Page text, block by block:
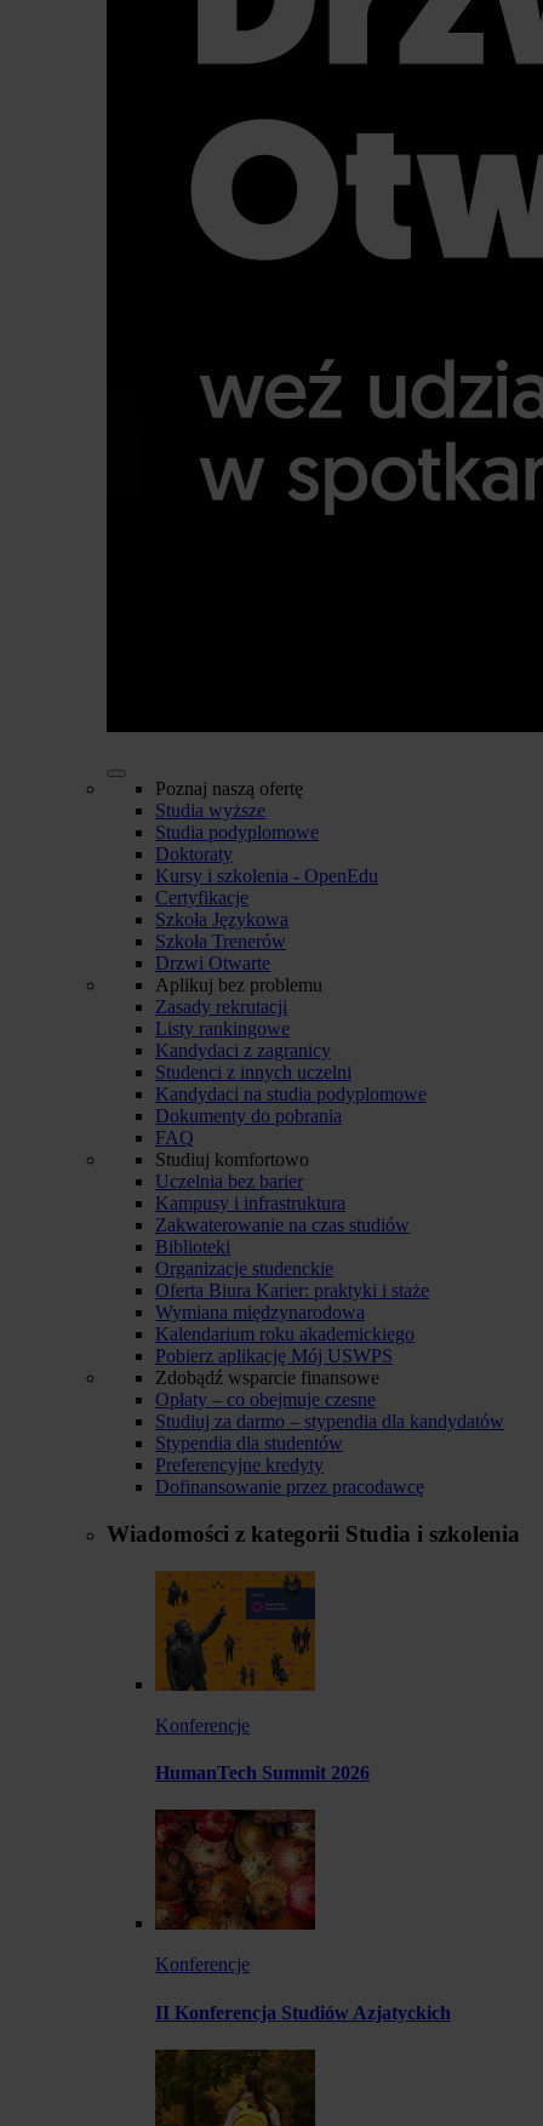
Poznaj naszą ofertę
Studia wyższe
Studia podyplomowe
Doktoraty
Kursy i szkolenia - OpenEdu
Certyfikacje
Szkoła Językowa
Szkoła Trenerów
Drzwi Otwarte
Aplikuj bez problemu
Zasady rekrutacji
Listy rankingowe
Kandydaci z zagranicy
Studenci z innych uczelni
Kandydaci na studia podyplomowe
Dokumenty do pobrania
FAQ
Studiuj komfortowo
Uczelnia bez barier
Kampusy i infrastruktura
Zakwaterowanie na czas studiów
Biblioteki
Organizacje studenckie
Oferta Biura Karier: praktyki i staże
Wymiana międzynarodowa
Kalendarium roku akademickiego
Pobierz aplikację Mój USWPS
Zdobądź wsparcie finansowe
Opłaty – co obejmuje czesne
Studiuj za darmo – stypendia dla kandydatów
Stypendia dla studentów
Preferencyjne kredyty
Dofinansowanie przez pracodawcę
Wiadomości z kategorii Studia i szkolenia
Konferencje
HumanTech Summit 2026
Konferencje
II Konferencja Studiów Azjatyckich